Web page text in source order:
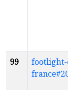
99
footlight-